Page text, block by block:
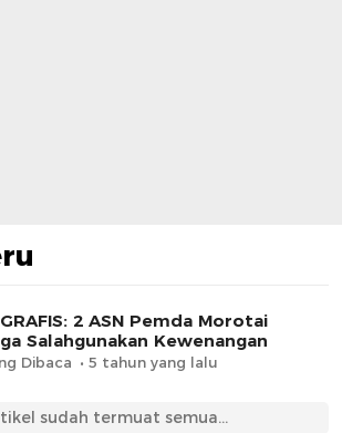
2 ASN Pemda Morotai
Salahgunakan Kewenangan
Dibaca 5 tahun yang lalu
sudah termuat semua...